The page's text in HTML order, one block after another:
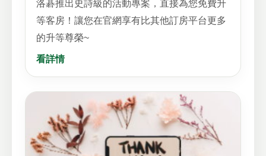
洛碁推出史詩級的活動專案，直接為您免費升
等客房！讓您在官網享有比其他訂房平台更多
的升等尊榮~
看詳情